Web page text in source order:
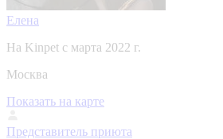
Елена
На Kinpet c марта 2022 г.
Москва
Показать на карте
Представитель приюта